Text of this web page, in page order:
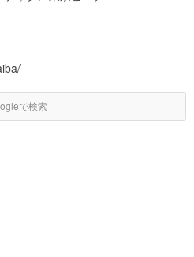
で検索